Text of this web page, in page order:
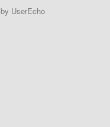
by UserEcho